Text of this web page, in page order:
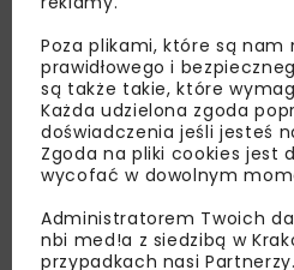
Lubisz wiedzieć
Poza plikami, które są nam
prawidłowego i
są także takie, które
Każda udzielona zgoda
doświadczenia jeśli jesteś
Zgoda na pliki cookies jest
wycofać w dowolnym
Administratorem Twoich
nbi med!a z siedzibą w
przypadkach nasi Partnerzy.